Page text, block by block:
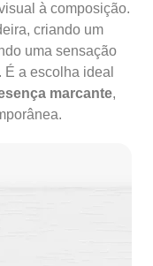
à composição.
criando um
uma sensação
a escolha ideal
marcante,